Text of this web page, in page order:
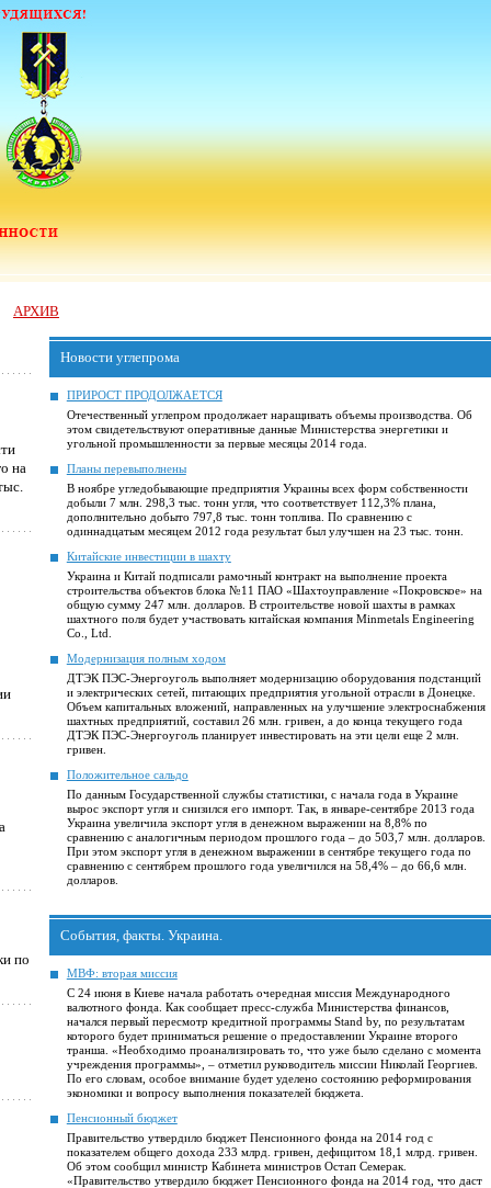
АРХИВ
на
по
Новости углепрома
ПРИРОСТ ПРОДОЛЖАЕТСЯ
Отечественный углепром продолжает наращивать объемы производства. Об
этом свидетельствуют оперативные данные Министерства энергетики и
угольной промышленности за первые месяцы 2014 года.
Планы перевыполнены
В ноябре угледобывающие предприятия Украины всех форм собственности
добыли 7 млн. 298,3 тыс. тонн угля, что соответствует 112,3% плана,
дополнительно добыто 797,8 тыс. тонн топлива. По сравнению с
одиннадцатым месяцем 2012 года результат был улучшен на 23 тыс. тонн.
Китайские инвестиции в шахту
Украина и Китай подписали рамочный контракт на выполнение проекта
строительства объектов блока №11 ПАО «Шахтоуправление «Покровское» на
общую сумму 247 млн. долларов. В строительстве новой шахты в рамках
шахтного поля будет участвовать китайская компания Minmetals Engineering
Co., Ltd.
Модернизация полным ходом
ДТЭК ПЭС-Энергоуголь выполняет модернизацию оборудования подстанций
и электрических сетей, питающих предприятия угольной отрасли в Донецке.
Объем капитальных вложений, направленных на улучшение электроснабжения
шахтных предприятий, составил 26 млн. гривен, а до конца текущего года
ДТЭК ПЭС-Энергоуголь планирует инвестировать на эти цели еще 2 млн.
гривен.
Положительное сальдо
По данным Государственной службы статистики, с начала года в Украине
вырос экспорт угля и снизился его импорт. Так, в январе-сентябре 2013 года
Украина увеличила экспорт угля в денежном выражении на 8,8% по
сравнению с аналогичным периодом прошлого года – до 503,7 млн. долларов.
При этом экспорт угля в денежном выражении в сентябре текущего года по
сравнению с сентябрем прошлого года увеличился на 58,4% – до 66,6 млн.
долларов.
События, факты. Украина.
МВФ: вторая миссия
С 24 июня в Киеве начала работать очередная миссия Международного
валютного фонда. Как сообщает пресс-служба Министерства финансов,
начался первый пересмотр кредитной программы Stand by, по результатам
которого будет приниматься решение о предоставлении Украине второго
транша. «Необходимо проанализировать то, что уже было сделано с момента
учреждения программы», – отметил руководитель миссии Николай Георгиев.
По его словам, особое внимание будет уделено состоянию реформирования
экономики и вопросу выполнения показателей бюджета.
Пенсионный бюджет
Правительство утвердило бюджет Пенсионного фонда на 2014 год с
показателем общего дохода 233 млрд. гривен, дефицитом 18,1 млрд. гривен.
Об этом сообщил министр Кабинета министров Остап Семерак.
«Правительство утвердило бюджет Пенсионного фонда на 2014 год, что даст